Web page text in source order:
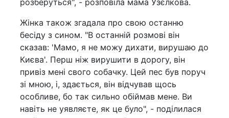
розберуться", - розповіла мама Узєлкова.
Жінка також згадала про свою останню
бесіду з сином. "В останній розмові він
сказав: 'Мамо, я не можу дихати, вирушаю до
Києва'. Перш ніж вирушити в дорогу, він
привіз мені свого собачку. Цей пес був поруч
зі мною, і, здається, він відчував щось
особливе, бо так сильно обіймав мене. Ви
навіть не уявляєте, як це було", - поділилася